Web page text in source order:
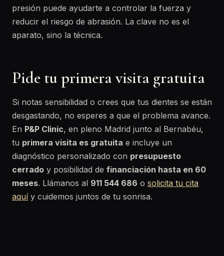
presión puede ayudarte a controlar la fuerza y
reducir el riesgo de abrasión. La clave no es el
aparato, sino la técnica.
Pide tu primera visita gratuita
Si notas sensibilidad o crees que tus dientes se están
desgastando, no esperes a que el problema avance.
En P&P Clinic, en pleno Madrid junto al Bernabéu,
tu primera visita es gratuita e incluye un
diagnóstico personalizado con presupuesto
cerrado y posibilidad de financiación hasta en 60
meses. Llámanos al 911 544 686 o solicita tu cita
aquíy cuidemos juntos de tu sonrisa.